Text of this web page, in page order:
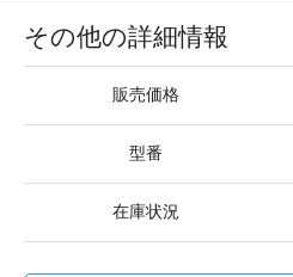
その他の詳細情報
販売価格
型番
在庫状況